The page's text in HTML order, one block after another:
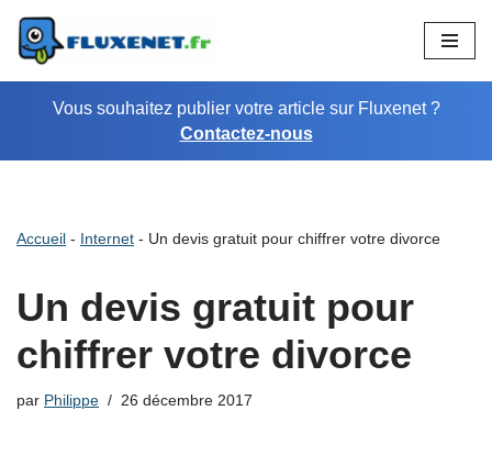
Aller
au
contenuVous souhaitez publier votre article sur Fluxenet ?
Contactez-nous
Accueil - Internet - Un devis gratuit pour chiffrer votre divorce
Un devis gratuit pour
chiffrer votre divorce
par Philippe 26 décembre 2017